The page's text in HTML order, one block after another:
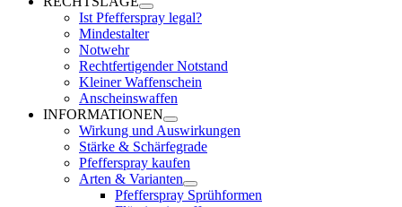
Ist Pfefferspray legal?
Mindestalter
Notwehr
Rechtfertigender Notstand
Kleiner Waffenschein
Anscheinswaffen
INFORMATIONEN
Wirkung und Auswirkungen
Stärke & Schärfegrade
Pfefferspray kaufen
Arten & Varianten
Pfefferspray Sprühformen